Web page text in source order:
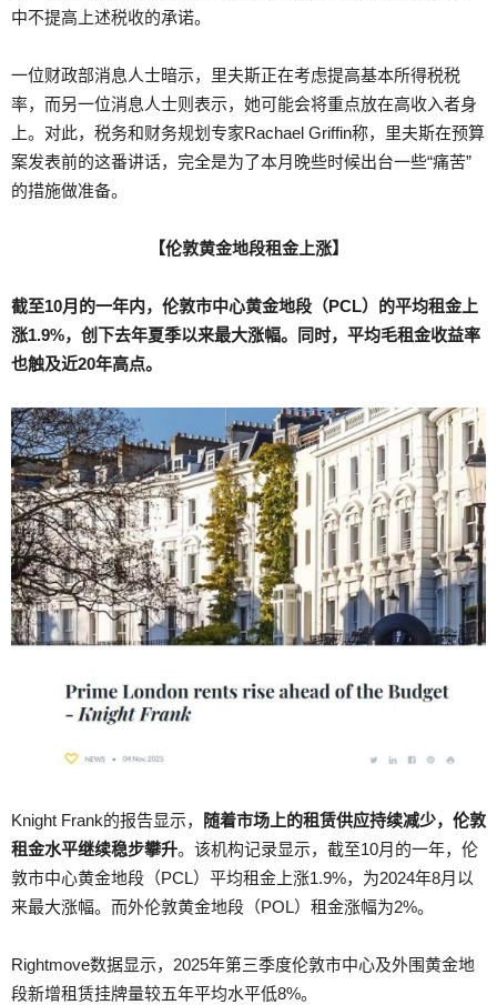
中不提高上述税收的承诺。
一位财政部消息人士暗示，里夫斯正在考虑提高基本所得税税
率，而另一位消息人士则表示，她可能会将重点放在高收入者身
上。对此，税务和财务规划专家Rachael Griffin称，里夫斯在预算
案发表前的这番讲话，完全是为了本月晚些时候出台一些“痛苦”
的措施做准备。
【伦敦黄金地段租金上涨】
截至10月的一年内，伦敦市中心黄金地段（PCL）的平均租金上
涨1.9%，创下去年夏季以来最大涨幅。同时，平均毛租金收益率
也触及近20年高点。
Knight Frank的报告显示，
随着市场上的租赁供应持续减少，伦敦
租金水平继续稳步攀升。该机构记录显示，截至10月的一年，伦
敦市中心黄金地段（PCL）平均租金上涨1.9%，为2024年8月以
来最大涨幅。而外伦敦黄金地段（POL）租金涨幅为2%。
Rightmove数据显示，2025年第三季度伦敦市中心及外围黄金地
段新增租赁挂牌量较五年平均水平低8%。